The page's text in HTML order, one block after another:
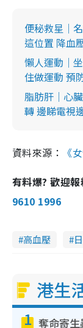
便秘救星｜
這位置 降血
懶人運動｜
住做運動 預
脂肪肝｜心
轉 邊睇電視
資料來源： 《
有料爆? 歡迎
9610 1996
高血壓
港生
1